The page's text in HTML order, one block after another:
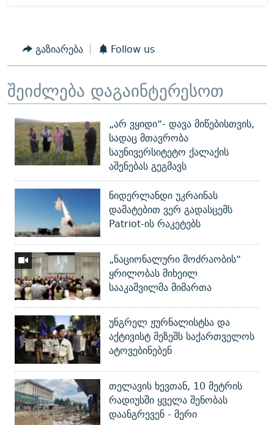
გაზიარება Follow us
შეიძლება დაგაინტერესოთ
„არ ვყიდი“- დავა მიწებისთვის,
სადაც მთავრობა
საუნივერსიტეტო ქალაქის
აშენებას გეგმავს
ნიდერლანდი უკრაინას
დამატებით ვერ გადასცემს
Patriot-ის რაკეტებს
„ნაციონალური მოძრაობის“
ყრილობას მიხეილ
სააკაშვილმა მიმართა
უნგრელ ჟურნალისტსა და
აქტივისტ მეზეშს საქართველოს
ატოვებინებენ
თელავის ხევთან, 10 მეტრის
რადიუსში ყველა შენობას
დაანგრევენ - მერი